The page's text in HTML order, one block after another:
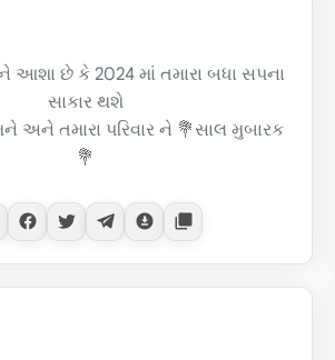
આશા છે કે 2024 માં તમારા બધા સપના
સાકાર થશે
અને તમારા પરિવાર ને 💐સાલ મુબારક
💐